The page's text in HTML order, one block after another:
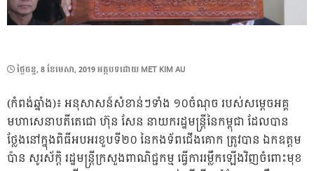
POSTED
ថ្ងៃ​ចន្ទ, 8 ខែ​មេសា, 2019អត្ថបទដោយ MET KIM AU
(កំពង់ឆ្នាំង)៖ អនុសាសន៍សំខាន់ៗទាំង ១០ចំណុច របស់សម្តេចអគ្គ
មហាសេនាបតីតេជោ ហ៊ុន សែន នាយករដ្ឋមន្ត្រីនៃកម្ពុជា ដែលបាន
ថ្លែងនៅក្នុងពិធីអបអរខួបទី២០ នៃកងទ័ពជើងគោក ត្រូវបាន ឯកឧត្តម
ប៉ាន សូរស័ក្តិ រដ្ឋមន្ត្រីក្រសួងពាណិជ្ជកម្ម ធ្វើការរម្លឹកឡើងវិញចំពោះមុខ